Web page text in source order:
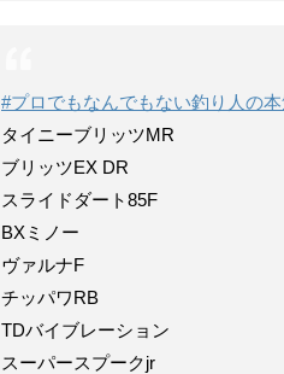
#プロでもなんでもない釣り人の
タイニーブリッツMR
ブリッツEX DR
スライドダート85F
BXミノー
ヴァルナF
チッパワRB
TDバイブレーション
スーパースプークjr